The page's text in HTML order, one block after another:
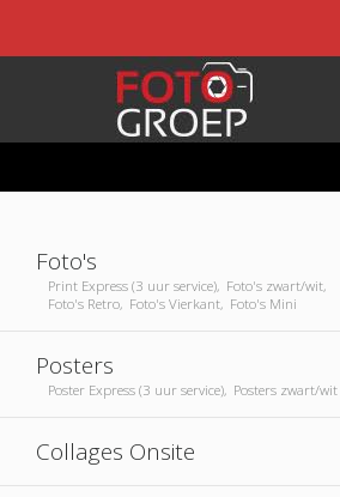
Foto's
Print Express (3 uur service), Foto's zwart/wit,
Foto's Retro, Foto's Vierkant, Foto's Mini
Posters
Poster Express (3 uur service), Posters zwart/wit
Collages Onsite